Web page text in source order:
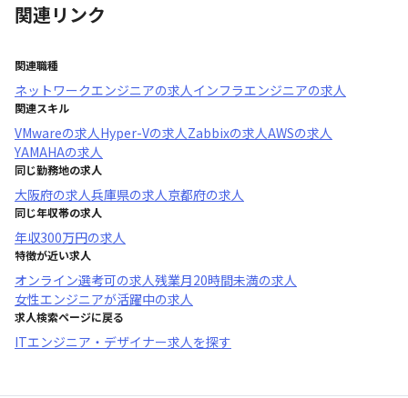
関連リンク
関連職種
ネットワークエンジニアの求人インフラエンジニアの求人
関連スキル
VMwareの求人Hyper-Vの求人Zabbixの求人AWSの求人
YAMAHAの求人
同じ勤務地の求人
大阪府の求人兵庫県の求人京都府の求人
同じ年収帯の求人
年収300万円の求人
特徴が近い求人
オンライン選考可の求人残業月20時間未満の求人
女性エンジニアが活躍中の求人
求人検索ページに戻る
ITエンジニア・デザイナー求人を探す